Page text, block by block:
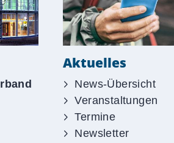
Aktuelles
News-Übersicht
Veranstaltungen
Termine
Newsletter